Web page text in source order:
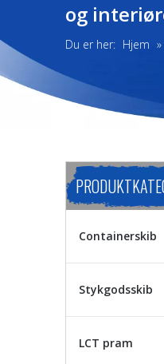
og
Du er her: Hjem »
Containerskib
Stykgodsskib
LCT pram